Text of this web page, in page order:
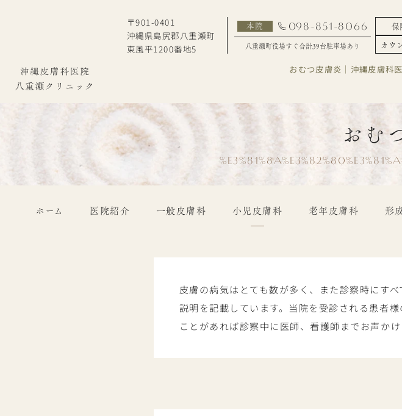
〒901-0401
沖縄県島尻郡八重瀬町
東風平1200番地5
本院 098-851-8066
八重瀬町役場すぐ合計39台駐車場あり
保
カウ
おむつ皮膚炎｜沖縄皮膚科
おむ
ホーム 医院紹介 一般皮膚科 小児皮膚科 老年皮膚科 形
皮膚の病気はとても数が多く、また診察時にす
説明を記載しています。当院を受診される患者
ことがあれば診察中に医師、看護師までお声かけ